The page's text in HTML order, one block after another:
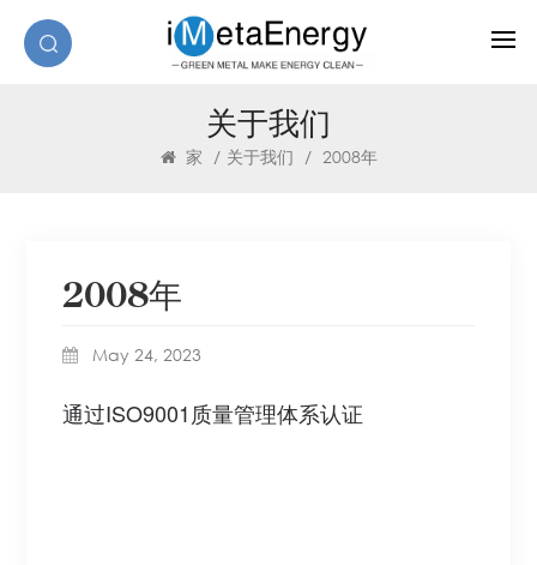
关于我们
家 / 关于我们 / 2008年
2008年
May 24, 2023
通过ISO9001质量管理体系认证